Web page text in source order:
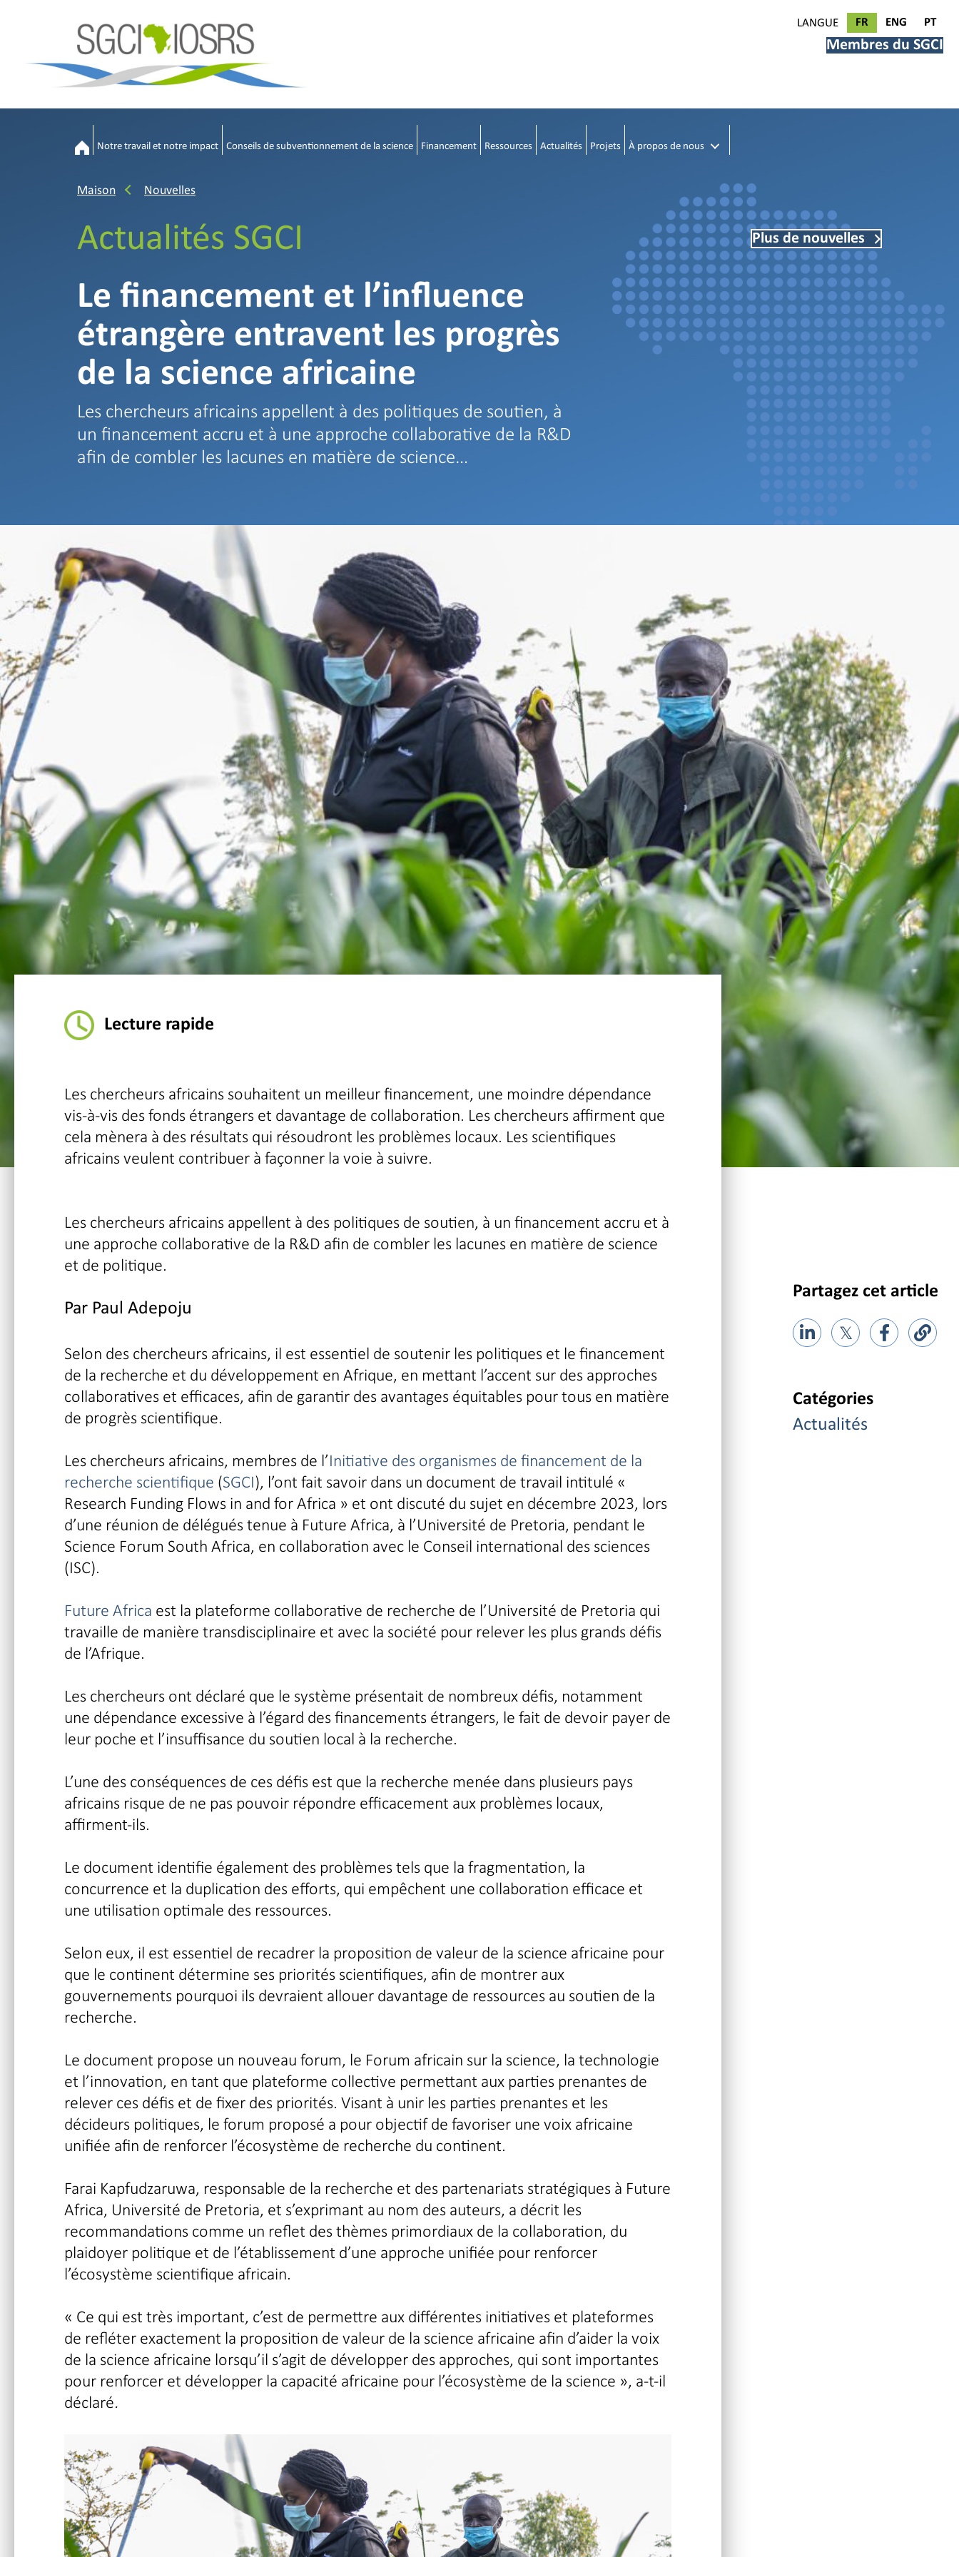
LANGUE FR ENG PT
Membres du SGCI
Notre travail et notre impact Conseils de subventionnement de la science Financement Ressources Actualités Projets À propos de nous
Maison Nouvelles
Actualités SGCI
Le financement et l’influence
étrangère entravent les progrès
de la science africaine
Les chercheurs africains appellent à des politiques de soutien, à
un financement accru et à une approche collaborative de la R&D
afin de combler les lacunes en matière de science…
Plus de nouvelles
Lecture rapide
Les chercheurs africains souhaitent un meilleur financement, une moindre dépendance
vis-à-vis des fonds étrangers et davantage de collaboration. Les chercheurs affirment que
cela mènera à des résultats qui résoudront les problèmes locaux. Les scientifiques
africains veulent contribuer à façonner la voie à suivre.
Les chercheurs africains appellent à des politiques de soutien, à un financement accru et à
une approche collaborative de la R&D afin de combler les lacunes en matière de science
et de politique.
Par Paul Adepoju
Selon des chercheurs africains, il est essentiel de soutenir les politiques et le financement
de la recherche et du développement en Afrique, en mettant l’accent sur des approches
collaboratives et efficaces, afin de garantir des avantages équitables pour tous en matière
de progrès scientifique.
Les chercheurs africains, membres de l’Initiative des organismes de financement de la
recherche scientifique (SGCI), l’ont fait savoir dans un document de travail intitulé «
Research Funding Flows in and for Africa » et ont discuté du sujet en décembre 2023, lors
d’une réunion de délégués tenue à Future Africa, à l’Université de Pretoria, pendant le
Science Forum South Africa, en collaboration avec le Conseil international des sciences
(ISC).
Future Africa est la plateforme collaborative de recherche de l’Université de Pretoria qui
travaille de manière transdisciplinaire et avec la société pour relever les plus grands défis
de l’Afrique.
Les chercheurs ont déclaré que le système présentait de nombreux défis, notamment
une dépendance excessive à l’égard des financements étrangers, le fait de devoir payer de
leur poche et l’insuffisance du soutien local à la recherche.
L’une des conséquences de ces défis est que la recherche menée dans plusieurs pays
africains risque de ne pas pouvoir répondre efficacement aux problèmes locaux,
affirment-ils.
Le document identifie également des problèmes tels que la fragmentation, la
concurrence et la duplication des efforts, qui empêchent une collaboration efficace et
une utilisation optimale des ressources.
Selon eux, il est essentiel de recadrer la proposition de valeur de la science africaine pour
que le continent détermine ses priorités scientifiques, afin de montrer aux
gouvernements pourquoi ils devraient allouer davantage de ressources au soutien de la
recherche.
Le document propose un nouveau forum, le Forum africain sur la science, la technologie
et l’innovation, en tant que plateforme collective permettant aux parties prenantes de
relever ces défis et de fixer des priorités. Visant à unir les parties prenantes et les
décideurs politiques, le forum proposé a pour objectif de favoriser une voix africaine
unifiée afin de renforcer l’écosystème de recherche du continent.
Farai Kapfudzaruwa, responsable de la recherche et des partenariats stratégiques à Future
Africa, Université de Pretoria, et s’exprimant au nom des auteurs, a décrit les
recommandations comme un reflet des thèmes primordiaux de la collaboration, du
plaidoyer politique et de l’établissement d’une approche unifiée pour renforcer
l’écosystème scientifique africain.
« Ce qui est très important, c’est de permettre aux différentes initiatives et plateformes
de refléter exactement la proposition de valeur de la science africaine afin d’aider la voix
de la science africaine lorsqu’il s’agit de développer des approches, qui sont importantes
pour renforcer et développer la capacité africaine pour l’écosystème de la science », a-t-il
déclaré.
Partagez cet article
𝕏
Catégories
Actualités